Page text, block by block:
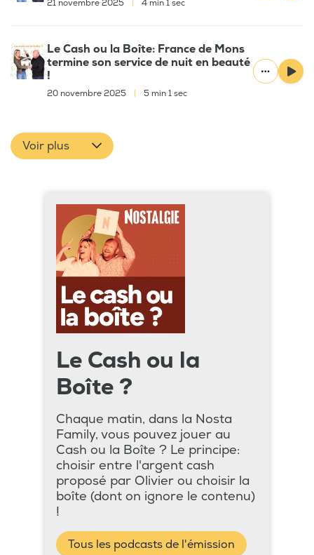
21 novembre 2025 4 min 1 sec
Le Cash ou la Boîte: France de Mons
termine son service de nuit en beauté
!
20 novembre 2025 5 min 1 sec
Voir plus
Le Cash ou la
Boîte ?
Chaque matin, dans la Nosta
Family, vous pouvez jouer au
Cash ou la Boîte ? Le principe:
choisir entre l'argent cash
proposé par Olivier ou choisir la
boîte (dont on ignore le contenu)
!
Tous les podcasts de l'émission